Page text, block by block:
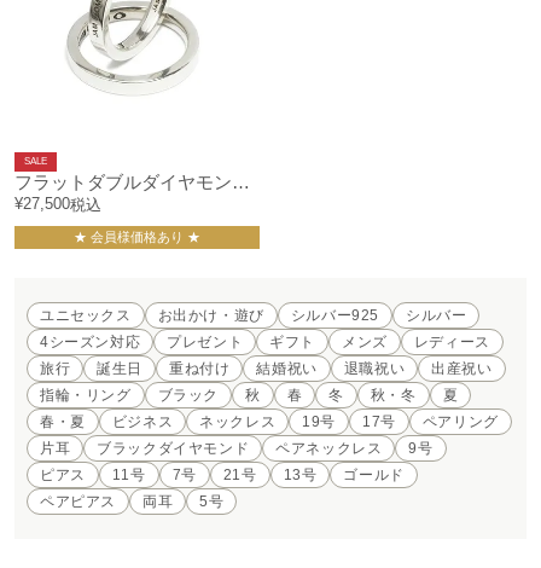
フラットダブルダイヤモンドリングM-シルバー/指輪
SALE
¥27,500税込
★ 会員様価格あり ★
ユニセックス お出かけ・遊び シルバー925
シルバー
4シーズン対応
プレゼント ギフト メンズ
レディース
旅行
誕生日 重ね付け 結婚祝い 退職祝い
出産祝い
指輪・リング
ブラック 秋 春 冬 秋・冬
夏
春・夏
ビジネス ネックレス 19号 17号
ペアリング
片耳
ブラックダイヤモンド ペアネックレス
9号
ピアス
11号 7号 21号 13号
ゴールド
ペアピアス
両耳 5号